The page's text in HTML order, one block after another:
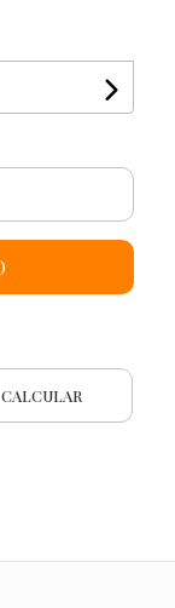
CALCULAR